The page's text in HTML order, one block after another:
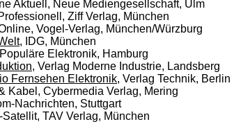
Aktuell, Neue Mediengesellschaft, Ulm
Ziff Verlag, München
Vogel-Verlag, München/Würzburg
, IDG, München
Elektronik, Hamburg
, Verlag Moderne Industrie, Landsberg
Fernsehen Elektronik, Verlag Technik, Berlin
Kabel, Cybermedia Verlag, Mering
Nachrichten, Stuttgart
Satellit, TAV Verlag, München